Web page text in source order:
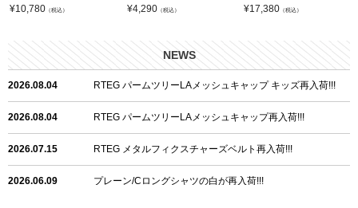
¥10,780 （税込）
¥4,290（税込）
¥17,380 （税込）
NEWS
2026.08.04 RTEG パームツリーLAメッシュキャップ キッズ再入荷!!!
2026.08.04 RTEG パームツリーLAメッシュキャップ再入荷!!!
2026.07.15 RTEG メタルフィクスチャーズベルト再入荷!!!
2026.06.09 プレーン/Cロングシャツの白が再入荷!!!